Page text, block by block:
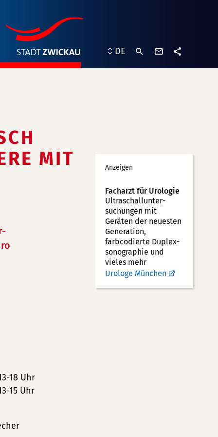
DE
MIT
18 Uhr
15 Uhr
Werbung
Anzeigen
Facharzt für Urologie
Ultraschallunter­
suchungen mit
Geräten der neuesten
Generation,
farbcodierte Duplex­
sonographie und
vieles mehr
Urologe München